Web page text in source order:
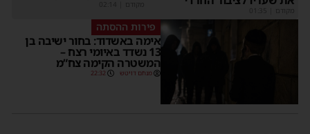
מקודם
מקודם
פירות ההסתה
אימה באשדוד: בחור ישיבה בן
13 נשדד באיומי רצח –
המשטרה הקימה צח”מ
מנחם דויטש 22:32